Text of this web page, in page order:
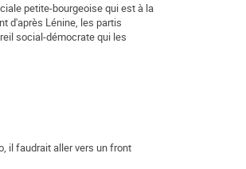
petite-bourgeoise qui est à la
d'après Lénine, les partis
social-démocrate qui les
il faudrait aller vers un front